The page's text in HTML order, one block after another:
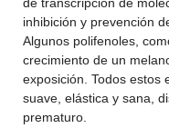
inhibición y prevención
Algunos polifenoles,
crecimiento de un
exposición. Todos estos
suave, elástica y sana,
prematuro.